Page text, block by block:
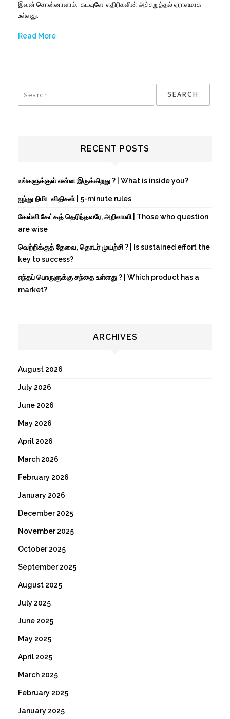
இவன் சொன்னாளாம். ‘கடவுளே. எதிரிகளின் அச்சுறுத்தல் ஏராளமாக
உள்ளது.
Read More
RECENT POSTS
உங்களுக்குள் என்ன இருக்கிறது ? | What is inside you?
ஐந்து நிமிட விதிகள் | 5-minute rules
கேள்வி கேட்கத் தெரிந்தவரே, அறிவாளி | Those who question
are wise
வெற்றிக்குத் தேவை, தொடர் முயற்சி ? | Is sustained effort the
key to success?
எந்தப் பொருளுக்கு சந்தை உள்ளது ? | Which product has a
market?
ARCHIVES
August 2026
July 2026
June 2026
May 2026
April 2026
March 2026
February 2026
January 2026
December 2025
November 2025
October 2025
September 2025
August 2025
July 2025
June 2025
May 2025
April 2025
March 2025
February 2025
January 2025